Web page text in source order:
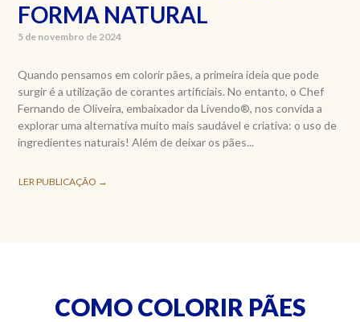
FORMA NATURAL
5 de novembro de 2024
Quando pensamos em colorir pães, a primeira ideia que pode
surgir é a utilização de corantes artificiais. No entanto, o Chef
Fernando de Oliveira, embaixador da Livendo®, nos convida a
explorar uma alternativa muito mais saudável e criativa: o uso de
ingredientes naturais! Além de deixar os pães...
LER PUBLICAÇÃO →
COMO COLORIR PÃES